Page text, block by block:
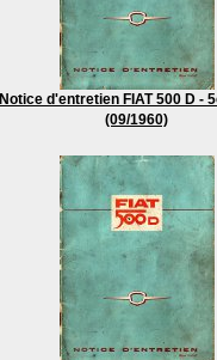
Notice d'entretien FIAT 500 D -
(09/1960)